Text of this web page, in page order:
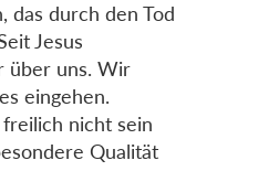
das durch den Tod
Jesus
über uns. Wir
eingehen.
nicht sein
Qualität